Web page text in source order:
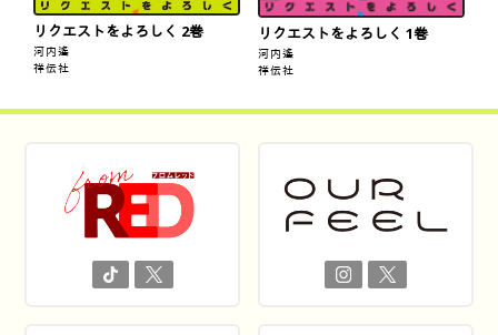
リクエストをよろしく 2巻
河内遙
祥伝社
リクエストをよろしく 1巻
河内遙
祥伝社